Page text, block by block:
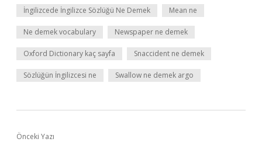
İngilizcede İngilizce Sözlüğü Ne Demek Mean ne
Ne demek vocabulary Newspaper ne demek
Oxford Dictionary kaç sayfa Snaccident ne demek
Sözlüğün İngilizcesi ne Swallow ne demek argo
Önceki Yazı